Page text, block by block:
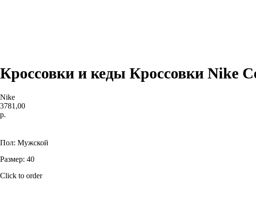
Кроссовки и кеды Кроссовки Nike
Nike
3781,00
р.
Пол: Мужской
Размер: 40
Click to order